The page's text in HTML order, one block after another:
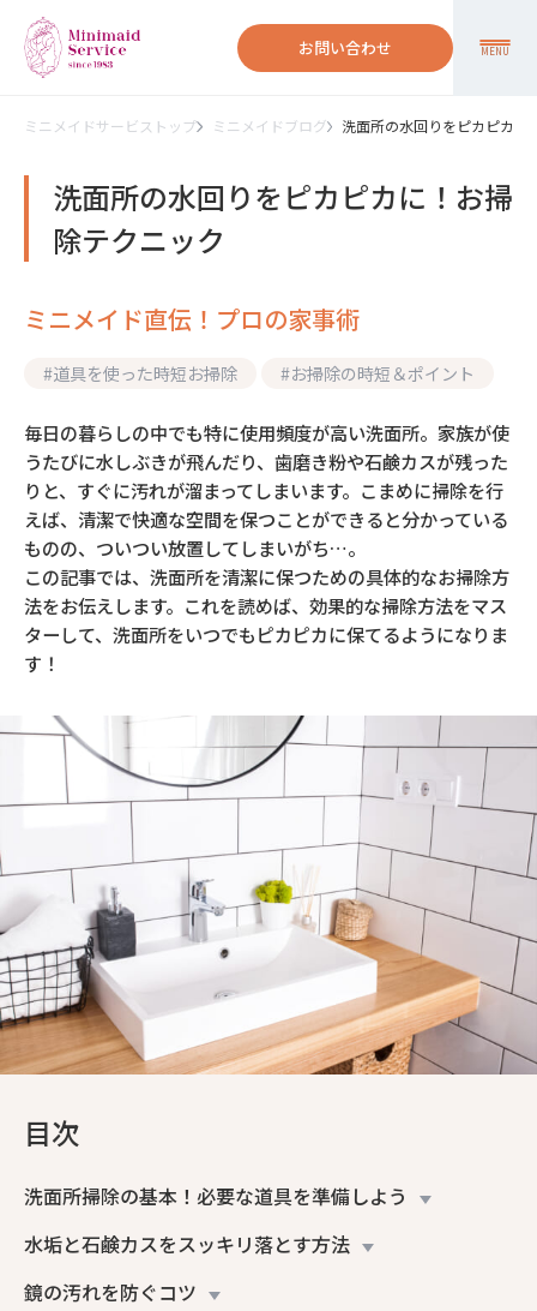
お問い合わせ MENU
ミニメイドサービストップ ミニメイドブログ 洗面所の水回りをピカピカに
洗面所の水回りをピカピカに！お掃
除テクニック
ミニメイド直伝！プロの家事術
#道具を使った時短お掃除 #お掃除の時短＆ポイント
毎日の暮らしの中でも特に使用頻度が高い洗面所。家族が使
うたびに水しぶきが飛んだり、歯磨き粉や石鹸カスが残った
りと、すぐに汚れが溜まってしまいます。こまめに掃除を行
えば、清潔で快適な空間を保つことができると分かっている
ものの、ついつい放置してしまいがち…。
この記事では、洗面所を清潔に保つための具体的なお掃除方
法をお伝えします。これを読めば、効果的な掃除方法をマス
ターして、洗面所をいつでもピカピカに保てるようになりま
す！
目次
洗面所掃除の基本！必要な道具を準備しよう
水垢と石鹸カスをスッキリ落とす方法
鏡の汚れを防ぐコツ